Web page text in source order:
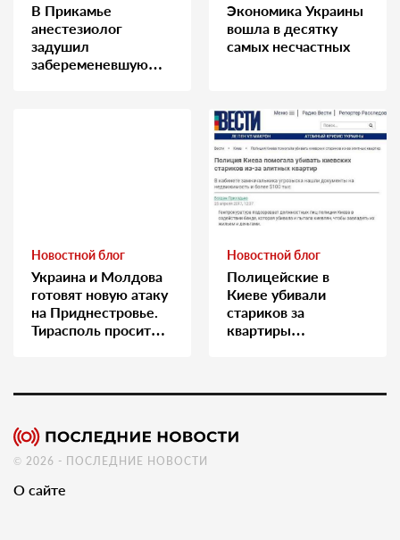
В Прикамье
анестезиолог
задушил
забеременевшую
Экономика Украины
вошла в десятку
самых несчастных
Новостной блог
Украина и Молдова
готовят новую атаку
на Приднестровье.
Тирасполь просит
Новостной блог
Полицейские в
Киеве убивали
стариков за
квартиры…
© 2026 - ПОСЛЕДНИЕ НОВОСТИ
О сайте